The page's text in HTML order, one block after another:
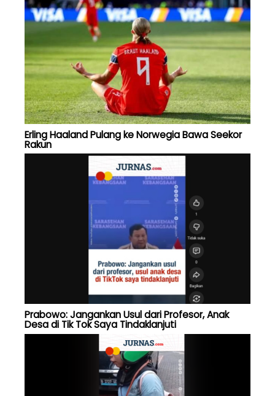
Erling Haaland Pulang ke Norwegia Bawa Seekor
Rakun
Prabowo: Jangankan Usul dari Profesor, Anak
Desa di Tik Tok Saya Tindaklanjuti